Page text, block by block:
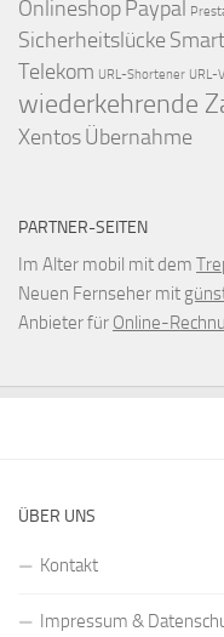
Onlineshop Paypal
Sicherheitslücke
Telekom URL-Shortener URL-
wiederkehrende
XentosÜbernahme
PARTNER-SEITEN
Im Alter mobil mit dem
Neuen Fernseher mit
Anbieter für Online-
ÜBER UNS
Kontakt
Impressum &